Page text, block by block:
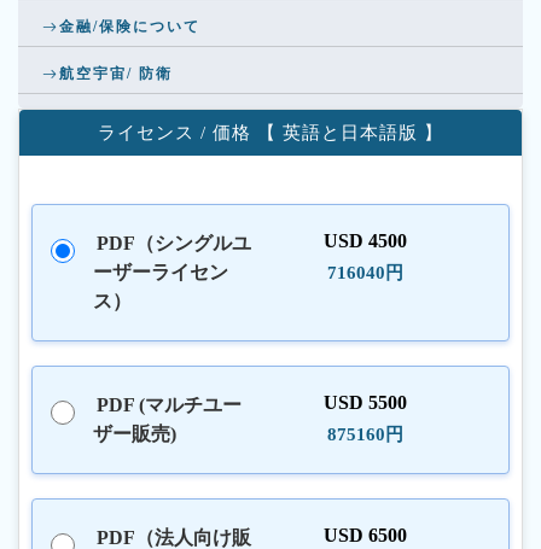
金融/保険について
航空宇宙/ 防衛
ライセンス / 価格 【 英語と日本語版 】
PDF（シングルユ
ーザーライセン
ス）
USD 4500
716040円
PDF (マルチユー
ザー販売)
USD 5500
875160円
PDF（法人向け販
USD 6500